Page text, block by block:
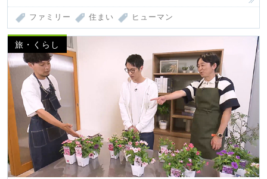
ファミリー 住まい ヒューマン
旅・くらし